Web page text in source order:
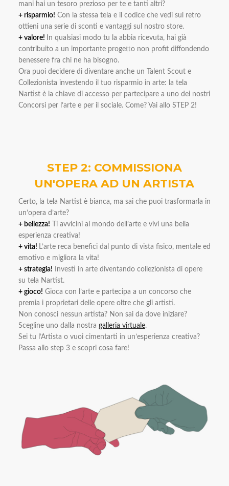
mani hai un tesoro prezioso per te e tanti altri?
+ risparmio! Con la stessa tela e il codice che vedi sul retro
ottieni una serie di sconti e vantaggi sul nostro store.
+ valore!
In qualsiasi modo tu la abbia ricevuta, hai già
contribuito a un importante progetto non profit diffondendo
benessere fra chi ne ha bisogno.
Ora puoi decidere di diventare anche un Talent Scout e
Collezionista investendo il tuo risparmio in arte: la tela
Nartist è la chiave di accesso per partecipare a uno dei nostri
Concorsi per l’arte e per il sociale. Come? Vai allo STEP 2!
STEP 2: COMMISSIONA
UN'OPERA AD UN ARTISTA
Certo, la tela Nartist è bianca, ma sai che puoi trasformarla in
un’opera d’arte?
+ bellezza! Ti avvicini al mondo dell’arte e vivi una bella
esperienza creativa!
+ vita! L’arte reca benefici dal punto di vista fisico, mentale ed
emotivo e migliora la vita!
+ strategia! Investi in arte diventando collezionista di opere
su tela Nartist.
+ gioco! Gioca con l’arte e partecipa a un concorso che
premia i proprietari delle opere oltre che gli artisti.
Non conosci nessun artista? Non sai da dove iniziare?
Scegline uno dalla nostra galleria virtuale.
Sei tu l’Artista o vuoi cimentarti in un’esperienza creativa?
Passa allo step 3 e scopri cosa fare!